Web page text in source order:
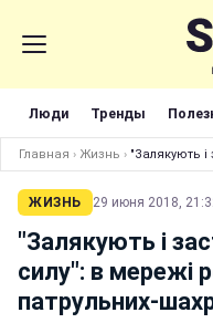
Люди Тренды
Главная › Жизнь › "Залякують
ЖИЗНЬ 29 июня 2018,
"Залякують і
силу": в мережі
патрульних-